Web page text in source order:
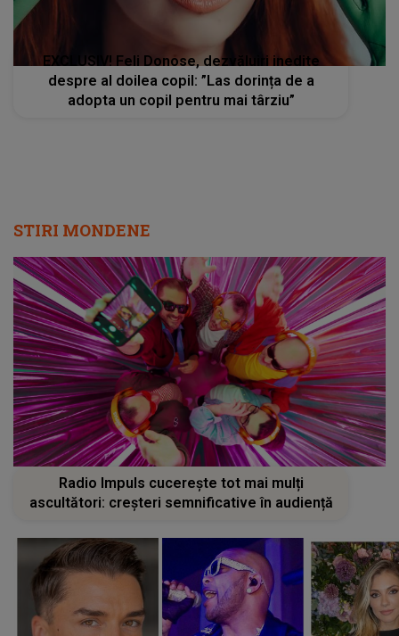
EXCLUSIV! Feli Donose, dezvăluiri inedite
despre al doilea copil: ”Las dorința de a
adopta un copil pentru mai târziu”
STIRI MONDENE
Radio Impuls cucerește tot mai mulți
ascultători: creșteri semnificative în audiență